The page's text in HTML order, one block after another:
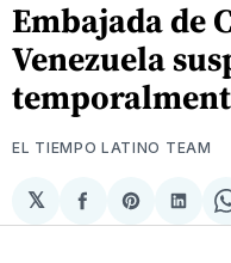
Embajada de
Venezuela
EL TIEMPO LATINO TEAM
𝕏
Compartir
en
Share
on
en